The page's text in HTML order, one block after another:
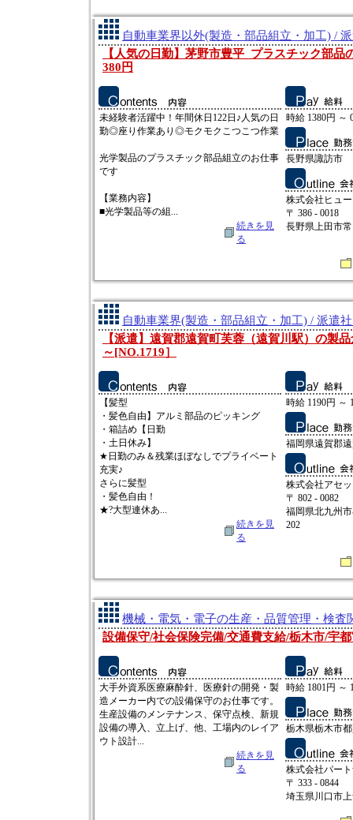
自動車業界以外(製造・部品組立・加工) /
【人気の日勤】茅野市豊平_プラスチック部品
380円
未経験者活躍中！年間休日122日♪人気の日
勤◎座り作業あり◎モクモクこつこつ作業
光学製品のプラスチック部品組立のお仕事
です
【業務内容】
■光学製品等の組...
続きを見
る
時給 1380円 ～
長野県諏訪市
株式会社ヒュ
〒 386 - 0018
長野県上田市
自動車業界(製造・部品組立・加工) / 派遣
【派遣】遠賀郡遠賀町芙蓉（遠賀川駅）の製
～[NO.1719］
【髪型
・髪色自由】アルミ部品のピッキング
・箱詰め【日勤
・土日休み】
★日勤のみ＆残業ほぼなしでプライベート
充実♪
さらに髪型
・髪色自由！
★?大型連休あ...
続きを見
る
時給 1190円 ～
福岡県遠賀郡
株式会社アセ
〒 802 - 0082
福岡県北九州
202
機械・電気・電子の生産・品質管理・検査
設備保守/社会保険完備/交通費支給/栃木市/宇
大手外資系医療麻酔針、医療針の開発・製
造メーカー内での設備保守のお仕事です。
生産設備のメンテナンス、保守点検、新規
設備の導入、立上げ、他、工場内のレイア
ウト設計...
続きを見
る
時給 1801円 ～
栃木県栃木市
株式会社パー
〒 333 - 0844
埼玉県川口市